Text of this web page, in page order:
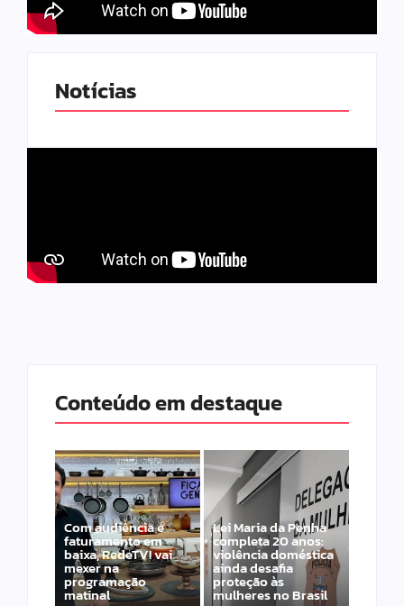
Notícias
Conteúdo em destaque
Com audiência e
faturamento em
baixa, RedeTV! vai
mexer na
programação
matinal
Lei Maria da Penha
completa 20 anos:
violência doméstica
ainda desafia
proteção às
mulheres no Brasil